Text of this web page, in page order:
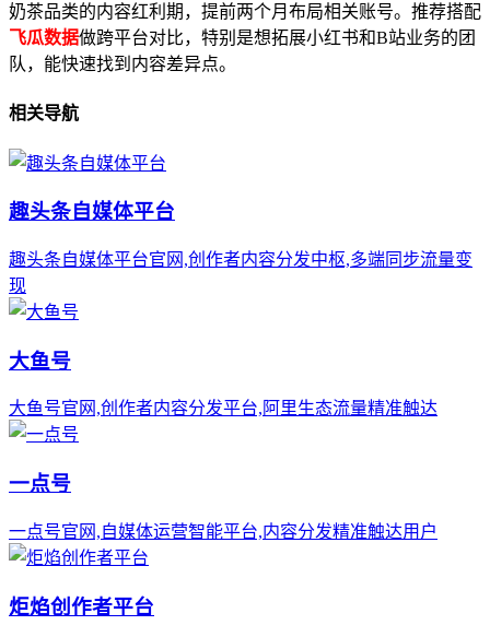
奶茶品类的内容红利期，提前两个月布局相关账号。推荐搭配
飞瓜数据做跨平台对比，特别是想拓展小红书和B站业务的团
队，能快速找到内容差异点。
相关导航
趣头条自媒体平台
趣头条自媒体平台官网,创作者内容分发中枢,多端同步流量变
现
大鱼号
大鱼号官网,创作者内容分发平台,阿里生态流量精准触达
一点号
一点号官网,自媒体运营智能平台,内容分发精准触达用户
炬焰创作者平台